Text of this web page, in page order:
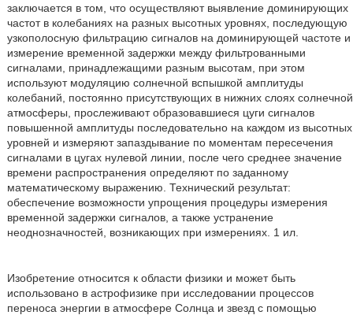
заключается в том, что осуществляют выявление доминирующих
частот в колебаниях на разных высотных уровнях, последующую
узкополосную фильтрацию сигналов на доминирующей частоте и
измерение временной задержки между фильтрованными
сигналами, принадлежащими разным высотам, при этом
используют модуляцию солнечной вспышкой амплитуды
колебаний, постоянно присутствующих в нижних слоях солнечной
атмосферы, прослеживают образовавшиеся цуги сигналов
повышенной амплитуды последовательно на каждом из высотных
уровней и измеряют запаздывание по моментам пересечения
сигналами в цугах нулевой линии, после чего среднее значение
времени распространения определяют по заданному
математическому выражению. Технический результат:
обеспечение возможности упрощения процедуры измерения
временной задержки сигналов, а также устранение
неоднозначностей, возникающих при измерениях. 1 ил.
Изобретение относится к области физики и может быть
использовано в астрофизике при исследовании процессов
переноса энергии в атмосфере Солнца и звезд с помощью